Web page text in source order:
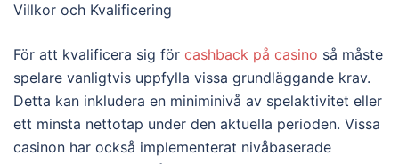
Villkor och Kvalificering
För att kvalificera sig för cashback på casino så måste
spelare vanligtvis uppfylla vissa grundläggande krav.
Detta kan inkludera en miniminivå av spelaktivitet eller
ett minsta nettotap under den aktuella perioden. Vissa
casinon har också implementerat nivåbaserade